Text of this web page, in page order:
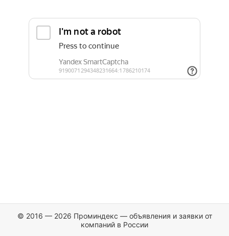
© 2016 — 2026 Проминдекс — объявления и заявки от
компаний в России